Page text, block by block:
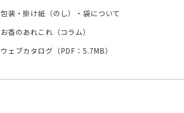
包装・掛け紙（のし）・袋について
お香のあれこれ（コラム）
ウェブカタログ（PDF：5.7MB）